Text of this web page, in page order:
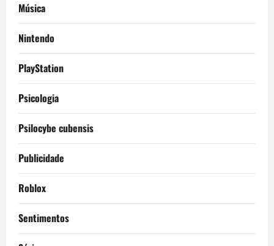
Música
Nintendo
PlayStation
Psicologia
Psilocybe cubensis
Publicidade
Roblox
Sentimentos